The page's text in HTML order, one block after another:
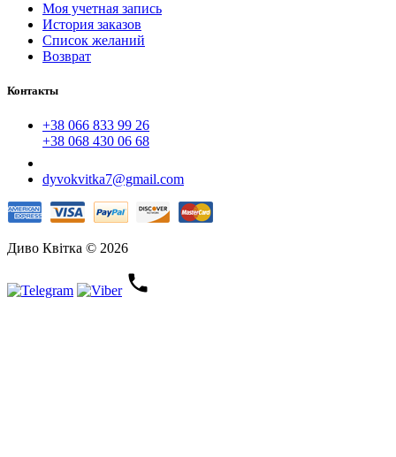
Моя учетная запись
История заказов
Список желаний
Возврат
Контакты
+38 066 833 99 26
+38 068 430 06 68
dyvokvitka7@gmail.com
Диво Квітка © 2026